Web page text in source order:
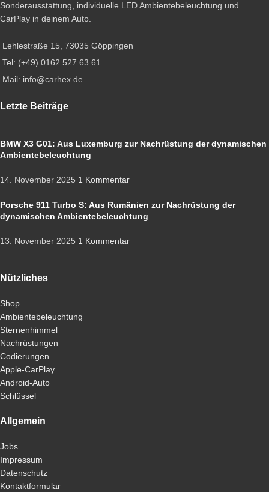
Sonderausstattung, individuelle LED Ambientebeleuchtung und
CarPlay in deinem Auto.
Lehlestraße 15, 73035 Göppingen
Tel: (+49) 0162 527 63 61
Mail: info@carhex.de
Letzte Beiträge
BMW X3 G01: Aus Luxemburg zur Nachrüstung der dynamischen
Ambientebeleuchtung
14. November 2025 1 Kommentar
Porsche 911 Turbo S: Aus Rumänien zur Nachrüstung der
dynamischen Ambientebeleuchtung
13. November 2025 1 Kommentar
Nützliches
Shop
Ambientebeleuchtung
Sternenhimmel
Nachrüstungen
Codierungen
Apple-CarPlay
Android-Auto
Schlüssel
Allgemein
Jobs
Impressum
Datenschutz
Kontaktformular